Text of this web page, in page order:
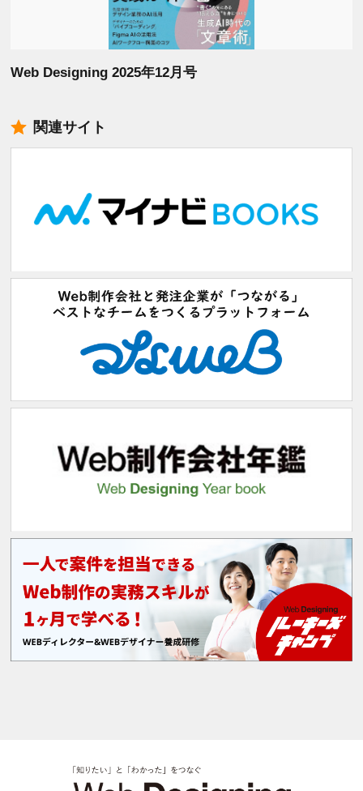
Web Designing 2025年12月号
関連サイト